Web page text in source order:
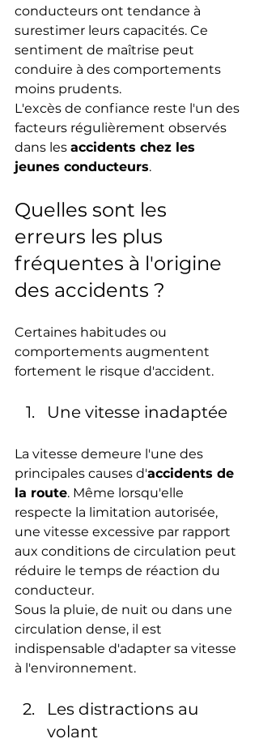
conducteurs ont tendance à
surestimer leurs capacités. Ce
sentiment de maîtrise peut
conduire à des comportements
moins prudents.
L'excès de confiance reste l'un des
facteurs régulièrement observés
dans les accidents chez les
jeunes conducteurs.
Quelles sont les
erreurs les plus
fréquentes à l'origine
des accidents ?
Certaines habitudes ou
comportements augmentent
fortement le risque d'accident.
Une vitesse inadaptée
La vitesse demeure l'une des
principales causes d'accidents de
la route. Même lorsqu'elle
respecte la limitation autorisée,
une vitesse excessive par rapport
aux conditions de circulation peut
réduire le temps de réaction du
conducteur.
Sous la pluie, de nuit ou dans une
circulation dense, il est
indispensable d'adapter sa vitesse
à l'environnement.
Les distractions au
volant